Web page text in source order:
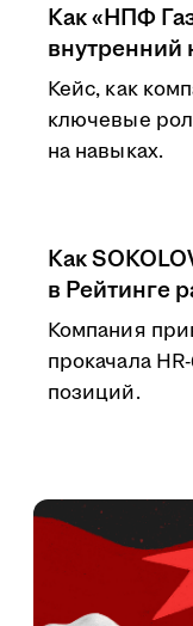
Как «НПФ
внутренний
Кейс, как
ключевые
на навыках.
Как
в Рейтинге
Компания
прокачала
позиций.